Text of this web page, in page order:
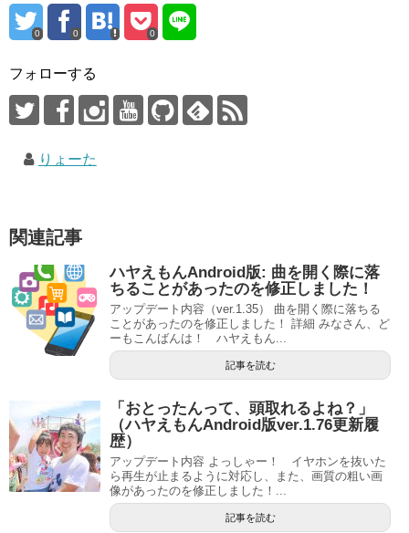
0 0 0
フォローする
りょーた
関連記事
ハヤえもんAndroid版: 曲を開く際に落
ちることがあったのを修正しました！
アップデート内容（ver.1.35） 曲を開く際に落ちる
ことがあったのを修正しました！ 詳細 みなさん、ど
ーもこんばんは！ ハヤえもん...
記事を読む
「おとったんって、頭取れるよね？」
（ハヤえもんAndroid版ver.1.76更新履
歴）
アップデート内容 よっしゃー！ イヤホンを抜いた
ら再生が止まるように対応し、また、画質の粗い画
像があったのを修正しました！...
記事を読む